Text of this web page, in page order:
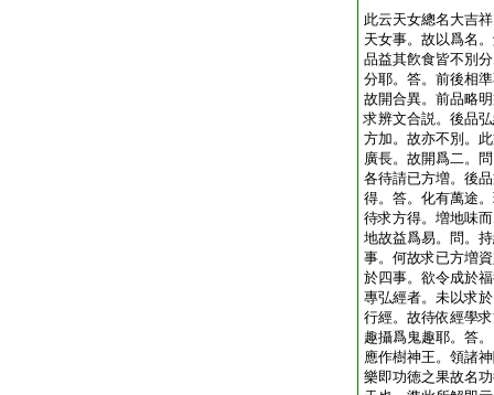
此云天女總名大吉
天女事。故以爲名
品益其飮食皆不別
分耶。答。前後相
故開合異。前品略
求辨文合説。後品
方加。故亦不別。
廣長。故開爲二。
各待請已方増。後
得。答。化有萬途
待求方得。増地味
地故益爲易。問。
事。何故求已方増
於四事。欲令成於
專弘經者。未以求
行經。故待依經學
趣攝爲鬼趣耶。答
應作樹神王。領諸
樂即功徳之果故名